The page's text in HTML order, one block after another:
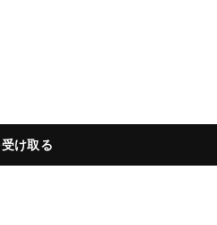
け取る